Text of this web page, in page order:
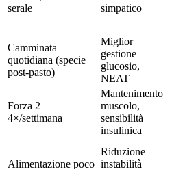
serale
simpatico
Camminata
quotidiana (specie
post-pasto)
Miglior
gestione
glucosio,
NEAT
Forza 2–
4×/settimana
Mantenimento
muscolo,
sensibilità
insulinica
Alimentazione poco
Riduzione
instabilità